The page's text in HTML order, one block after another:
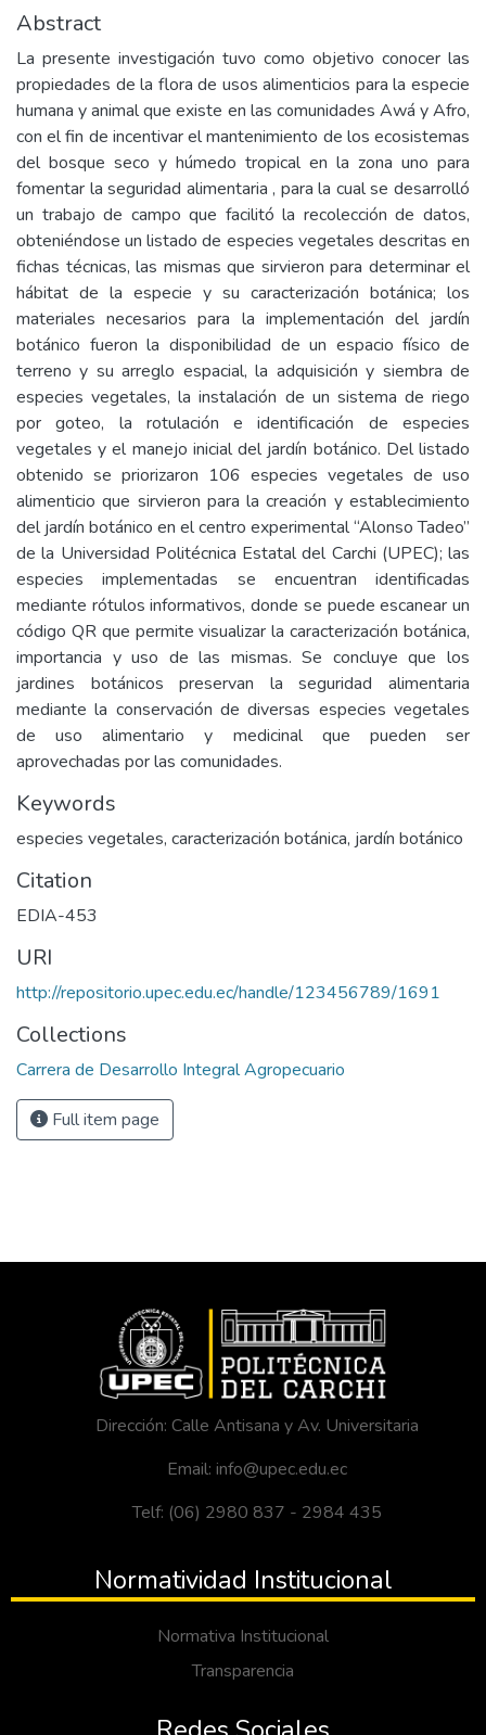
Abstract
La presente investigación tuvo como objetivo conocer las
propiedades de la flora de usos alimenticios para la especie
humana y animal que existe en las comunidades Awá y Afro,
con el fin de incentivar el mantenimiento de los ecosistemas
del bosque seco y húmedo tropical en la zona uno para
fomentar la seguridad alimentaria , para la cual se desarrolló
un trabajo de campo que facilitó la recolección de datos,
obteniéndose un listado de especies vegetales descritas en
fichas técnicas, las mismas que sirvieron para determinar el
hábitat de la especie y su caracterización botánica; los
materiales necesarios para la implementación del jardín
botánico fueron la disponibilidad de un espacio físico de
terreno y su arreglo espacial, la adquisición y siembra de
especies vegetales, la instalación de un sistema de riego
por goteo, la rotulación e identificación de especies
vegetales y el manejo inicial del jardín botánico. Del listado
obtenido se priorizaron 106 especies vegetales de uso
alimenticio que sirvieron para la creación y establecimiento
del jardín botánico en el centro experimental “Alonso Tadeo”
de la Universidad Politécnica Estatal del Carchi (UPEC); las
especies implementadas se encuentran identificadas
mediante rótulos informativos, donde se puede escanear un
código QR que permite visualizar la caracterización botánica,
importancia y uso de las mismas. Se concluye que los
jardines botánicos preservan la seguridad alimentaria
mediante la conservación de diversas especies vegetales
de uso alimentario y medicinal que pueden ser
aprovechadas por las comunidades.
Keywords
especies vegetales, caracterización botánica, jardín botánico
Citation
EDIA-453
URI
http://repositorio.upec.edu.ec/handle/123456789/1691
Collections
Carrera de Desarrollo Integral Agropecuario
Full item page
Dirección: Calle Antisana y Av. Universitaria
Email: info@upec.edu.ec
Telf: (06) 2980 837 - 2984 435
Normatividad Institucional
Normativa Institucional
Transparencia